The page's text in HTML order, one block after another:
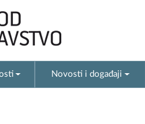
Novosti i događaji